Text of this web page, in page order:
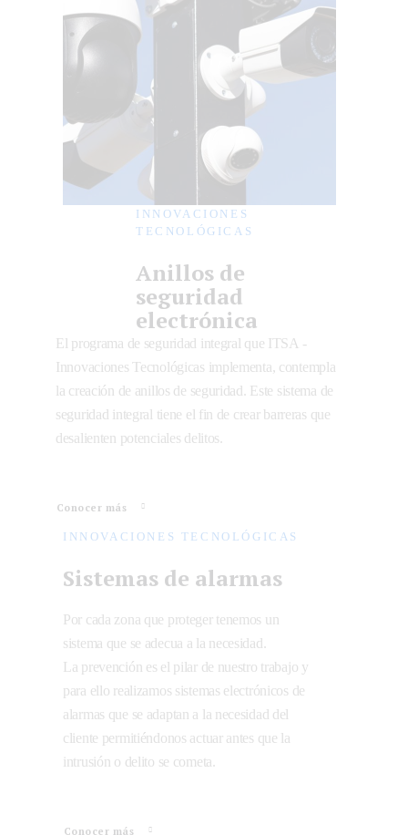
INNOVACIONES
TECNOLÓGICAS
Anillos de
seguridad
electrónica
El programa de seguridad integral que ITSA -
Innovaciones Tecnológicas implementa, contempla
la creación de anillos de seguridad. Este sistema de
seguridad integral tiene el fin de crear barreras que
desalienten potenciales delitos.
Conocer más
INNOVACIONES TECNOLÓGICAS
Sistemas de alarmas
Por cada zona que proteger tenemos un
sistema que se adecua a la necesidad.
La prevención es el pilar de nuestro trabajo y
para ello realizamos sistemas electrónicos de
alarmas que se adaptan a la necesidad del
cliente permitiéndonos actuar antes que la
intrusión o delito se cometa.
Conocer más